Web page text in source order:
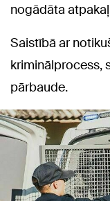
nogādāta
Saistībā ar
kriminālprocess,
pārbaude.